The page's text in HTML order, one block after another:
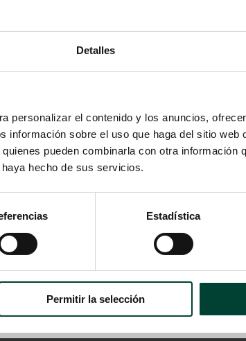
Detalles
personalizar el contenido y los anuncios,
información sobre el uso que haga del sitio web
pueden combinarla con otra información
hecho de sus servicios.
Estadística
Permitir la selección
personalizada en el recién nacido